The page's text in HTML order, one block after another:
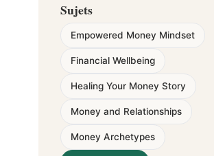
Sujets
Empowered Money Mindset
Financial Wellbeing
Healing Your Money Story
Money and Relationships
Money Archetypes